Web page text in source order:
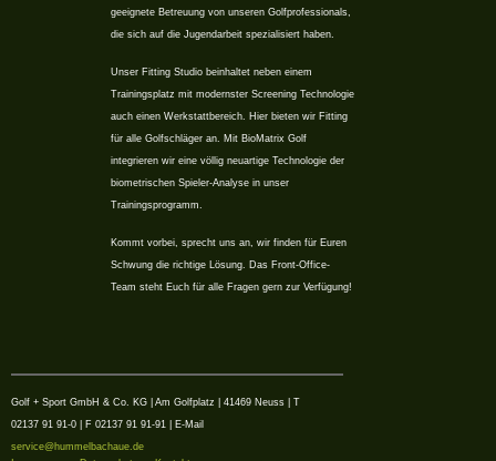
geeignete Betreuung von unseren Golfprofessionals,
die sich auf die Jugendarbeit spezialisiert haben.
Unser Fitting Studio beinhaltet neben einem
Trainingsplatz mit modernster Screening Technologie
auch einen Werkstattbereich. Hier bieten wir Fitting
für alle Golfschläger an. Mit BioMatrix Golf
integrieren wir eine völlig neuartige Technologie der
biometrischen Spieler-Analyse in unser
Trainingsprogramm.
Kommt vorbei, sprecht uns an, wir finden für Euren
Schwung die richtige Lösung. Das Front-Office-
Team steht Euch für alle Fragen gern zur Verfügung!
Golf + Sport GmbH & Co. KG | Am Golfplatz | 41469 Neuss | T
02137 91 91-0 | F 02137 91 91-91 | E-Mail
service@hummelbachaue.de